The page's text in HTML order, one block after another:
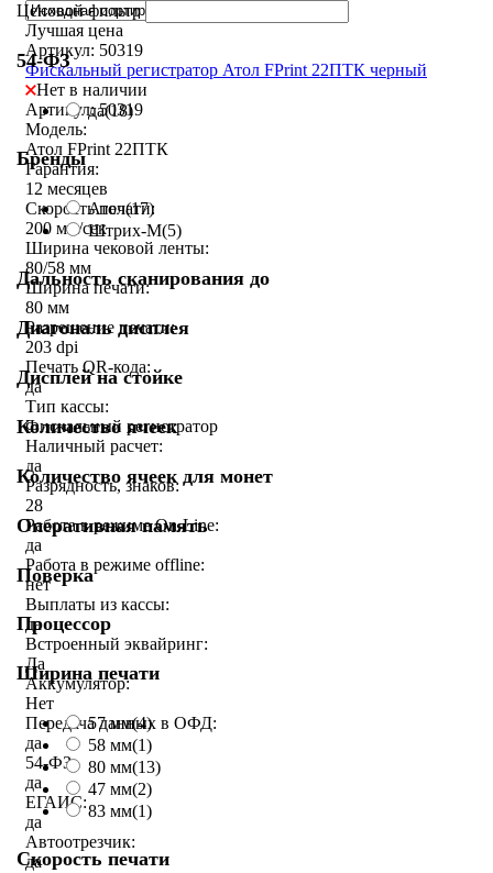
Ценовой фильтр
54-ФЗ
да(18)
Бренды
Атол(17)
Штрих-М(5)
Дальность сканирования до
Диагональ дисплея
Дисплей на стойке
Количество ячеек
Количество ячеек для монет
Оперативная память
Поверка
Процессор
Ширина печати
57 мм(4)
58 мм(1)
80 мм(13)
47 мм(2)
83 мм(1)
Скорость печати
Лучшая цена
Артикул: 50319
Фискальный регистратор Атол FPrint 22ПТК черный
Нет в наличии
Артикул: 50319
Модель:
Атол FPrint 22ПТК
Гарантия:
12 месяцев
Скорость печати:
200 мм/сек
Ширина чековой ленты:
80/58 мм
Ширина печати:
80 мм
Разрешение печати:
203 dpi
Печать QR-кода:
да
Тип кассы:
Фискальный регистратор
Наличный расчет:
да
Разрядность, знаков:
28
Работа в режиме On-Line:
да
Работа в режиме offline:
нет
Выплаты из кассы:
да
Встроенный эквайринг:
Да
Аккумулятор:
Нет
Передача данных в ОФД:
да
54-ФЗ:
да
ЕГАИС:
да
Автоотрезчик:
да